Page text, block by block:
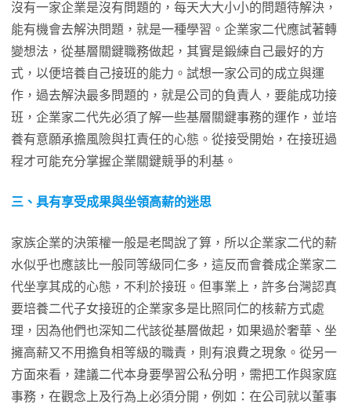
沒有一家企業是沒有問題的，每天大大小小的問題待解決，
能有機會去解決問題，就是一種學習。企業家二代應試著轉
變想法，從基層關鍵職務做起，其實是鍛練自己最好的方
式，以便培養自己接班的能力。試想一家公司的成立與運
作，過去解決最多問題的，就是公司的負責人，要能成功接
班，企業家二代先必須了解一些基層關鍵事務的運作，並培
養有意願承擔風險與扛責任的心態。從接受開始，在接班過
程才可能充分掌握企業關鍵競爭的利基。
三、具有享受成果與坐領高薪的迷思
家族企業的決策權一般是老闆說了算，所以企業家二代的薪
水似乎也應該比一般同等級同仁多，這反而會養成企業家二
代坐享其成的心態，不利於接班。但事業上，許多台灣認真
要培養二代子女接班的企業家多是比照同仁的核薪方式處
理，因為他們也深知二代該從基層做起，如果過於奢華、坐
擁高薪又不用擔負相等級的職責，則有浪費之現象。從另一
方面來看，建議二代本身要學習公私分明，需把工作與家庭
事務，在觀念上及行為上必須分開，例如：在公司就以董事